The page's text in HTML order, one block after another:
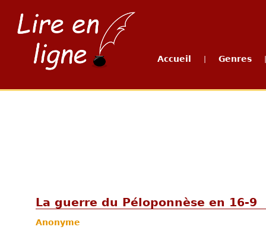
Accueil Genres
La guerre du Péloponnèse en 16-9
Anonyme